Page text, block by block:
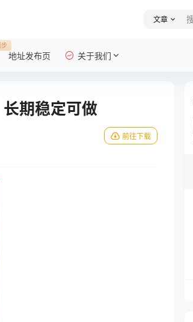
文章
步
地址发布页 关于我们
期稳定可做
前往下载